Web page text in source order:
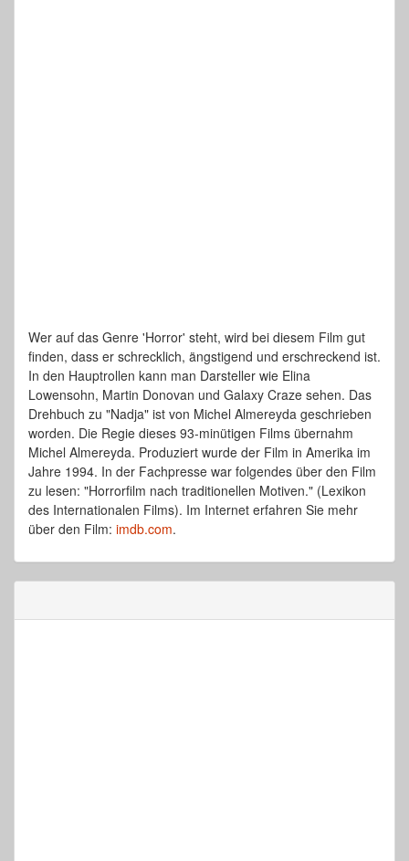
Wer auf das Genre 'Horror' steht, wird bei diesem Film gut
finden, dass er schrecklich, ängstigend und erschreckend ist.
In den Hauptrollen kann man Darsteller wie Elina
Lowensohn, Martin Donovan und Galaxy Craze sehen. Das
Drehbuch zu "Nadja" ist von Michel Almereyda geschrieben
worden. Die Regie dieses 93-minütigen Films übernahm
Michel Almereyda. Produziert wurde der Film in Amerika im
Jahre 1994. In der Fachpresse war folgendes über den Film
zu lesen: "Horrorfilm nach traditionellen Motiven." (Lexikon
des Internationalen Films). Im Internet erfahren Sie mehr
über den Film: imdb.com.